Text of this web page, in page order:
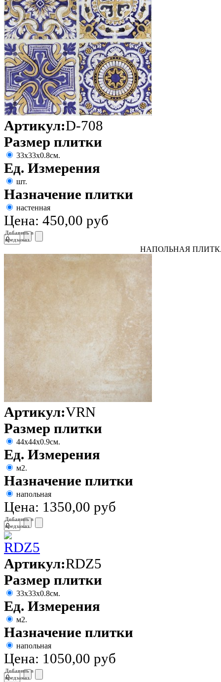
Артикул:D-708
Размер плитки
33х33х0.8см.
Ед. Измерения
шт.
Назначение плитки
настенная
Цена: 450,00 руб
Добавить в
предзаказ
НАПОЛЬНАЯ
Артикул:VRN
Размер плитки
44х44х0.9см.
Ед. Измерения
м2.
Назначение плитки
напольная
Цена: 1350,00 руб
Добавить в
предзаказ
Артикул:RDZ5
Размер плитки
33х33х0.8см.
Ед. Измерения
м2.
Назначение плитки
напольная
Цена: 1050,00 руб
Добавить в
предзаказ